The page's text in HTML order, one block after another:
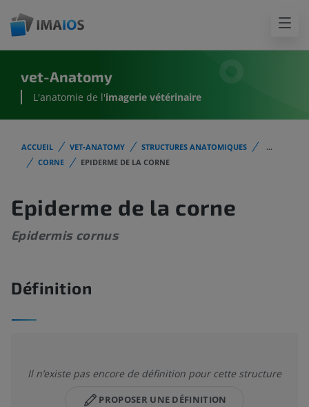
vet-Anatomy
L'anatomie de l'imagerie vétérinaire
ACCUEIL VET-ANATOMY STRUCTURES ANATOMIQUES
...
CORNE
EPIDERME DE LA CORNE
Epiderme de la corne
Epidermis cornus
Définition
Il n’existe pas encore de définition pour cette structure
PROPOSER UNE DÉFINITION